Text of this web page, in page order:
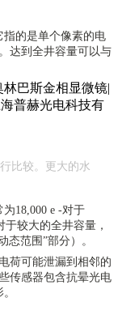
的是单个像素的电
达到全井容量可以与
比较。更大的水
为18,000 e -对于
于较大的全井容量，
态范围”部分）。
荷可能泄漏到相邻的
传感器包含抗晕光电